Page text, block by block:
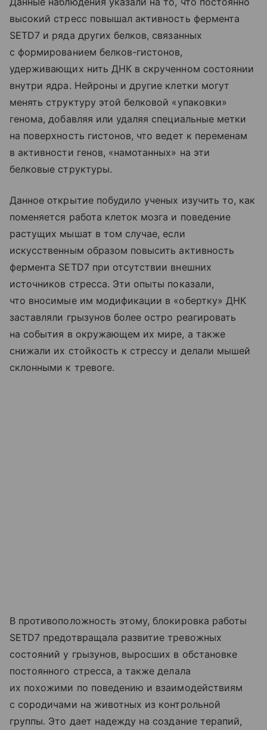
высокий стресс повышал активность фермента
SETD7 и ряда других белков, связанных
с формированием белков-гистонов,
удерживающих нить ДНК в скрученном состоянии
внутри ядра. Нейроны и другие клетки могут
менять структуру этой белковой «упаковки»
генома, добавляя или удаляя специальные метки
на поверхность гистонов, что ведет к переменам
в активности генов, «намотанных» на эти
белковые структуры.
Данное открытие побудило ученых изучить то, как
поменяется работа клеток мозга и поведение
растущих мышат в том случае, если
искусственным образом повысить активность
фермента SETD7 при отсутствии внешних
источников стресса. Эти опыты показали,
что вносимые им модификации в «обертку» ДНК
заставляли грызунов более остро реагировать
на события в окружающем их мире, а также
снижали их стойкость к стрессу и делали мышей
склонными к тревоге.
В противоположность этому, блокировка работы
SETD7 предотвращала развитие тревожных
состояний у грызунов, выросших в обстановке
постоянного стресса, а также делала
их похожими по поведению и взаимодействиям
с сородичами на животных из контрольной
группы. Это дает надежду на создание терапий,